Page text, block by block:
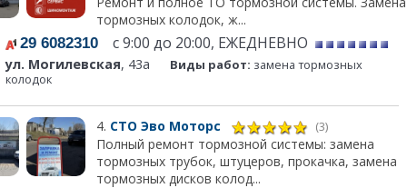
тормозных колодок, ж...
29 6082310 с 9:00 до 20:00, ЕЖЕДНЕВНО
ул. Могилевская, 43а Виды работ: замена тормозных
колодок
4. СТО Эво Моторс (3)
Полный ремонт тормозной системы: замена
тормозных трубок, штуцеров, прокачка, замена
тормозных дисков колод...